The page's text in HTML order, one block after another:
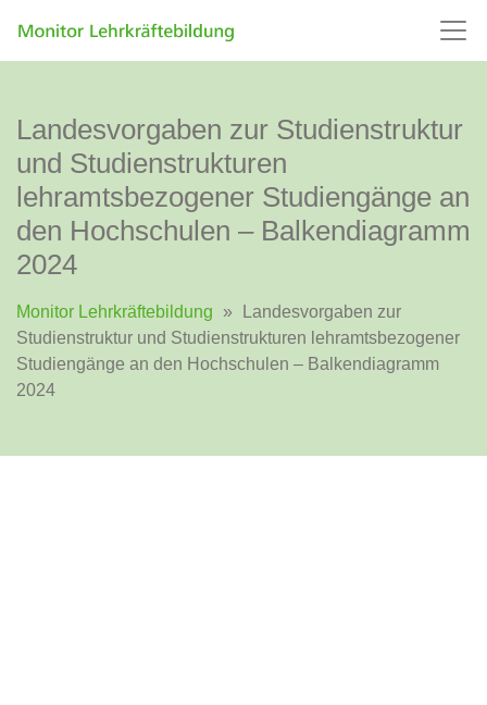
Landesvorgaben zur Studienstruktur
und Studienstrukturen
lehramtsbezogener Studiengänge an
den Hochschulen – Balkendiagramm
2024
Monitor Lehrkräftebildung »
Landesvorgaben zur
Studienstruktur und Studienstrukturen lehramtsbezogener
Studiengänge an den Hochschulen – Balkendiagramm
2024